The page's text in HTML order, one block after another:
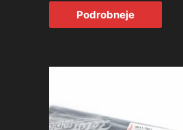
Podrobneje